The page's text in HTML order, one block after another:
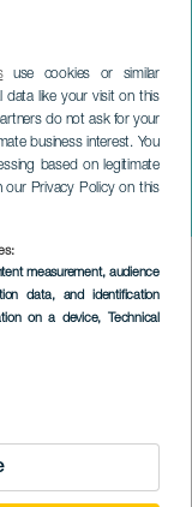
use cookies or similar
data like your visit on this
do not ask for your
business interest. You
based on legitimate
our Privacy Policy on this
measurement, audience
data, and identification
on a device, Technical